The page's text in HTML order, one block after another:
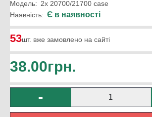
Модель: 2x 20700/21700 case
Наявність: Є в наявності
53шт. вже замовлено на сайті
38.00грн.
-